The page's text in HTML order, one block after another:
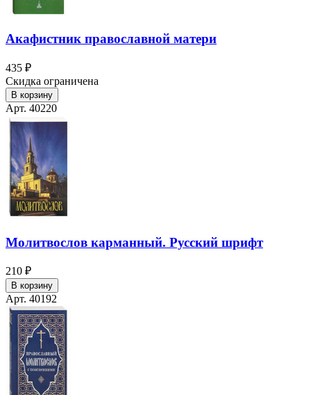
Акафистник православной матери
435 ₽
Скидка ограничена
В корзину
Арт. 40220
Молитвослов карманный. Русский шрифт
210 ₽
В корзину
Арт. 40192